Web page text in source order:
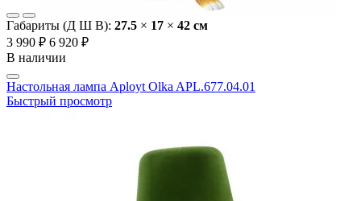
Габариты (Д Ш В): 27.5 × 17 × 42 cм
3 990 ₽ 6 920 ₽
В наличии
Настольная лампа Aployt Olka APL.677.04.01
Быстрый просмотр